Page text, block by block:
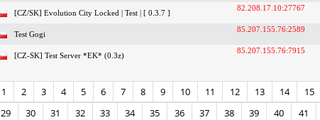
[CZ/SK] Evolution City Locked | Test | [ 0.3.7 ]
82.208.17.10:27767
Test Gogi
85.207.155.76:2589
[CZ-SK] Test Server *EK* (0.3z)
85.207.155.76:7915
1 2 3 4 5 6 7 8 9 10 11 12 13 14 15
29
30 31 32 33 34 35 36 37 38 39 40 41